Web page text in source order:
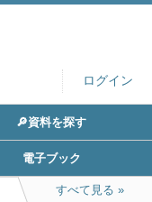
ログイン
🔎資料を探す
電子ブック
すべて見る